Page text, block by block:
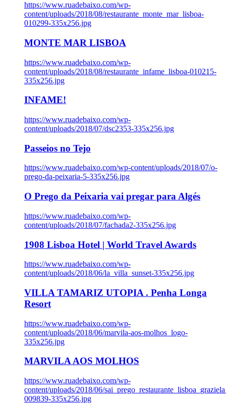
https://www.ruadebaixo.com/wp-
content/uploads/2018/08/restaurante_monte_mar_lisboa-
010299-335x256.jpg
MONTE MAR LISBOA
https://www.ruadebaixo.com/wp-
content/uploads/2018/08/restaurante_infame_lisboa-010215-
335x256.jpg
INFAME!
https://www.ruadebaixo.com/wp-
content/uploads/2018/07/dsc2353-335x256.jpg
Passeios no Tejo
https://www.ruadebaixo.com/wp-content/uploads/2018/07/o-
prego-da-peixaria-5-335x256.jpg
O Prego da Peixaria vai pregar para Algés
https://www.ruadebaixo.com/wp-
content/uploads/2018/07/fachada2-335x256.jpg
1908 Lisboa Hotel | World Travel Awards
https://www.ruadebaixo.com/wp-
content/uploads/2018/06/la_villa_sunset-335x256.jpg
VILLA TAMARIZ UTOPIA . Penha Longa
Resort
https://www.ruadebaixo.com/wp-
content/uploads/2018/06/marvila-aos-molhos_logo-
335x256.jpg
MARVILA AOS MOLHOS
https://www.ruadebaixo.com/wp-
content/uploads/2018/06/
009839-335x256.jpg